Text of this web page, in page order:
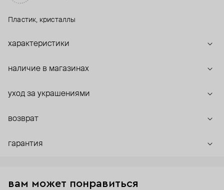
Пластик, кристаллы
характеристики
наличие в магазинах
уход за украшениями
возврат
гарантия
вам может понравиться